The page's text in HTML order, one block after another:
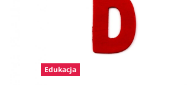
pierwszy
krok
na
rynku
pracy
szansa
Edukacja